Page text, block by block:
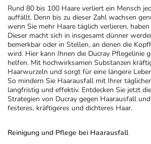
Rund 80 bis 100 Haare verliert ein Mensch
auffällt. Denn bis zu dieser Zahl wachsen
wenn Sie mehr Haare täglich verlieren,
Dieser macht sich in insgesamt dünner
bemerkbar oder in Stellen, an denen die
wird. Hier kann Ihnen die Ducray Pflegelinie
helfen. Mit hochwirksamen Substanzen
Haarwurzeln und sorgt für eine längere
So mindern Sie Haarausfall mit Ihrer
langfristig und effektiv. Entdecken Sie jetzt
Strategien von Ducray gegen Haarausfall
festeres, kräftigeres und dichteres Haar.
Reinigung und Pflege bei Haarausfall